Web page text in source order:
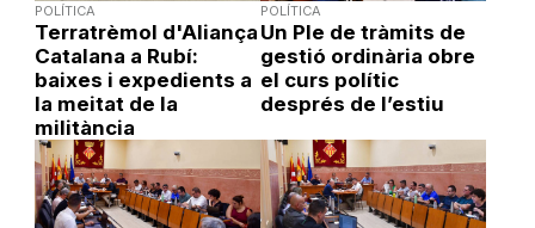
POLÍTICA
Terratrèmol d'Aliança
Catalana a Rubí:
baixes i expedients a
la meitat de la
militància
POLÍTICA
Un Ple de tràmits de
gestió ordinària obre
el curs polític
després de l’estiu